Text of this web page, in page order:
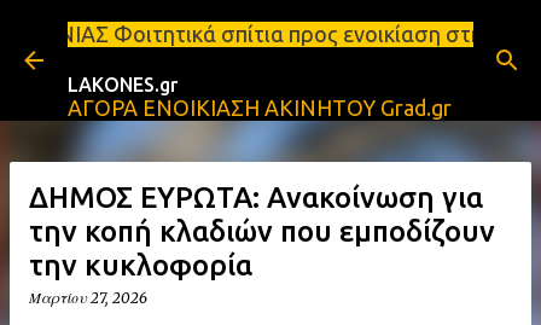
Μετάβαση στο κύριο περιεχόμενο
σπίτια προς ενοικίαση στη Σπάρτη
LAKONES.gr
ΑΓΟΡΑ ΕΝΟΙΚΙΑΣΗ ΑΚΙΝΗΤΟΥ Grad.gr
ΔΗΜΟΣ ΕΥΡΩΤΑ: Ανακοίνωση για
την κοπή κλαδιών που εμποδίζουν
την κυκλοφορία
Μαρτίου 27, 2026